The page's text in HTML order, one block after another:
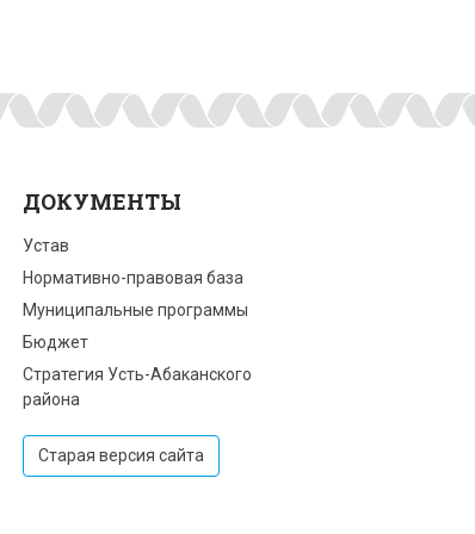
ДОКУМЕНТЫ
Устав
Нормативно-правовая база
Муниципальные программы
Бюджет
Стратегия Усть-Абаканского
района
Старая версия сайта